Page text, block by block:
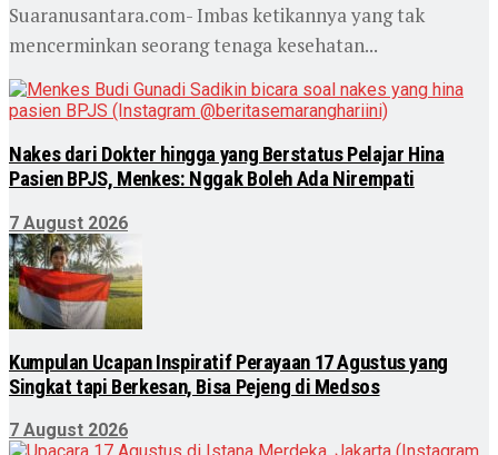
Suaranusantara.com- Imbas ketikannya yang tak
mencerminkan seorang tenaga kesehatan...
Nakes dari Dokter hingga yang Berstatus Pelajar Hina
Pasien BPJS, Menkes: Nggak Boleh Ada Nirempati
7 August 2026
Kumpulan Ucapan Inspiratif Perayaan 17 Agustus yang
Singkat tapi Berkesan, Bisa Pejeng di Medsos
7 August 2026